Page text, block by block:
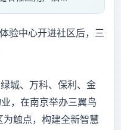
验中心开进社区后，三
城、万科、保利、金
，在南京举办三翼鸟
触点，构建全新智慧